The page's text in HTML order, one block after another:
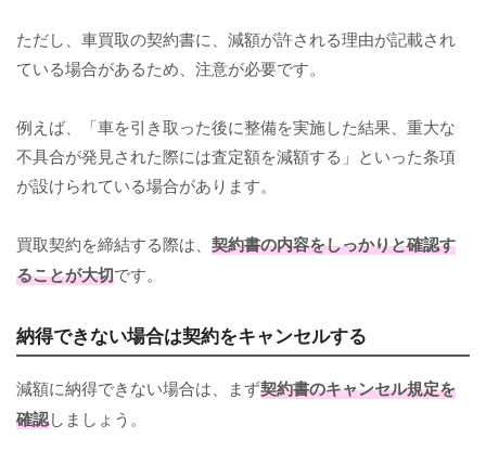
ただし、車買取の契約書に、減額が許される理由が記載され
ている場合があるため、注意が必要です。
例えば、「車を引き取った後に整備を実施した結果、重大な
不具合が発見された際には査定額を減額する」といった条項
が設けられている場合があります。
買取契約を締結する際は、 契約書の内容をしっかりと確認す
ることが大切です。
納得できない場合は契約をキャンセルする
減額に納得できない場合は、まず契約書のキャンセル規定を
確認しましょう。